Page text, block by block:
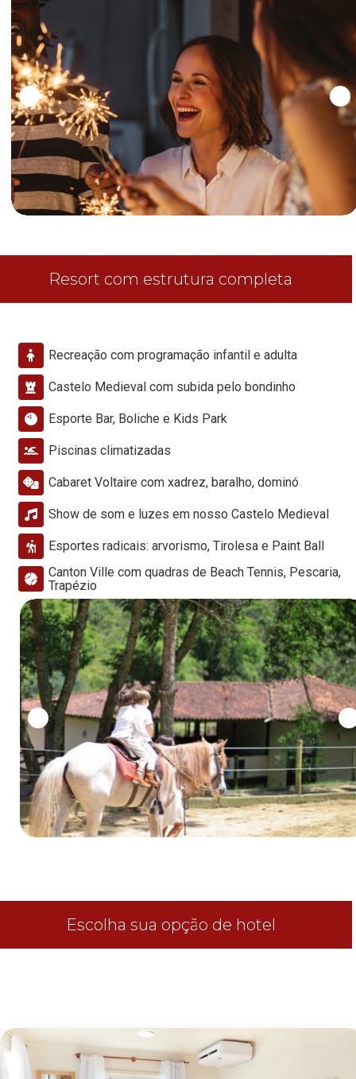
Resort com estrutura completa
Recreação com programação infantil e adulta
Castelo Medieval com subida pelo bondinho
Esporte Bar, Boliche e Kids Park
Piscinas climatizadas
Cabaret Voltaire com xadrez, baralho, dominó
Show de som e luzes em nosso Castelo Medieval
Esportes radicais: arvorismo, Tirolesa e Paint Ball
Canton Ville com quadras de Beach Tennis, Pescaria,
Trapézio
Escolha sua opção de hotel